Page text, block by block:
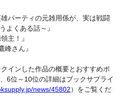
パーティの元雑用係が、実は戦闘
よくある話～』
主！』
峰さん』
インした作品の概要とおすすめポ
6位～10位の詳細はブックサプライ
news/45802）をご覧くだ